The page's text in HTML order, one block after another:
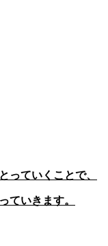
っていくことで、
ていきます。